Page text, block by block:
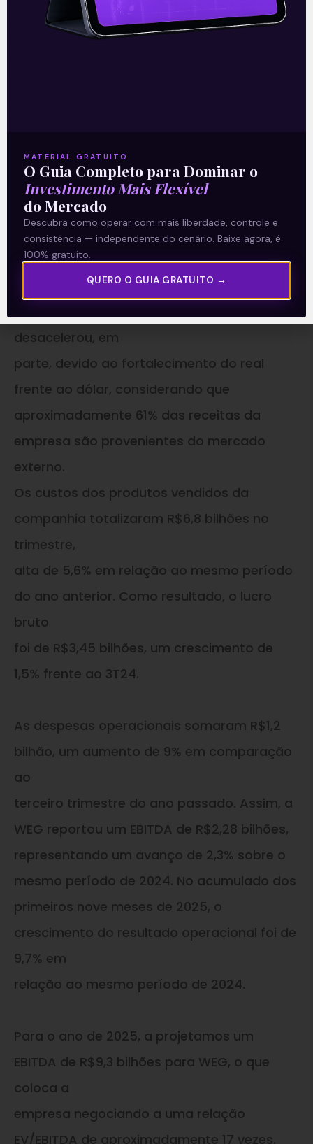
WEG (WEGE3) abre atemporada de
resultados referentes ao terceiro trimestre
de
2025, registrando receita líquida de R$10,3
bilhões, o que representa uma expansão de
4,2%
em relação ao mesmo período do ano
desacelerou, em
parte, devido ao fortalecimento do real
frente ao dólar, considerando que
aproximadamente 61% das receitas da
empresa são provenientes do mercado
externo.
Os custos dos produtos vendidos da
companhia totalizaram R$6,8 bilhões no
trimestre,
alta de 5,6% em relação ao mesmo período
do ano anterior. Como resultado, o lucro
bruto
foi de R$3,45 bilhões, um crescimento de
1,5% frente ao 3T24.
As despesas operacionais somaram R$1,2
bilhão, um aumento de 9% em comparação
ao
terceiro trimestre do ano passado. Assim, a
WEG reportou um EBITDA de R$2,28 bilhões,
representando um avanço de 2,3% sobre o
mesmo período de 2024. No acumulado dos
primeiros nove meses de 2025, o
crescimento do resultado operacional foi de
9,7% em
relação ao mesmo período de 2024.
Para o ano de 2025, a projetamos um
EBITDA de R$9,3 bilhões para WEG, o que
coloca a
empresa negociando a uma relação
EV/EBITDA de aproximadamente 17 vezes.
MATERIAL GRATUITO
O Guia Completo para Dominar o
Investimento Mais Flexível
do Mercado
Descubra como operar com mais liberdade, controle e
consistência — independente do cenário. Baixe agora, é
100% gratuito.
QUERO O GUIA GRATUITO →